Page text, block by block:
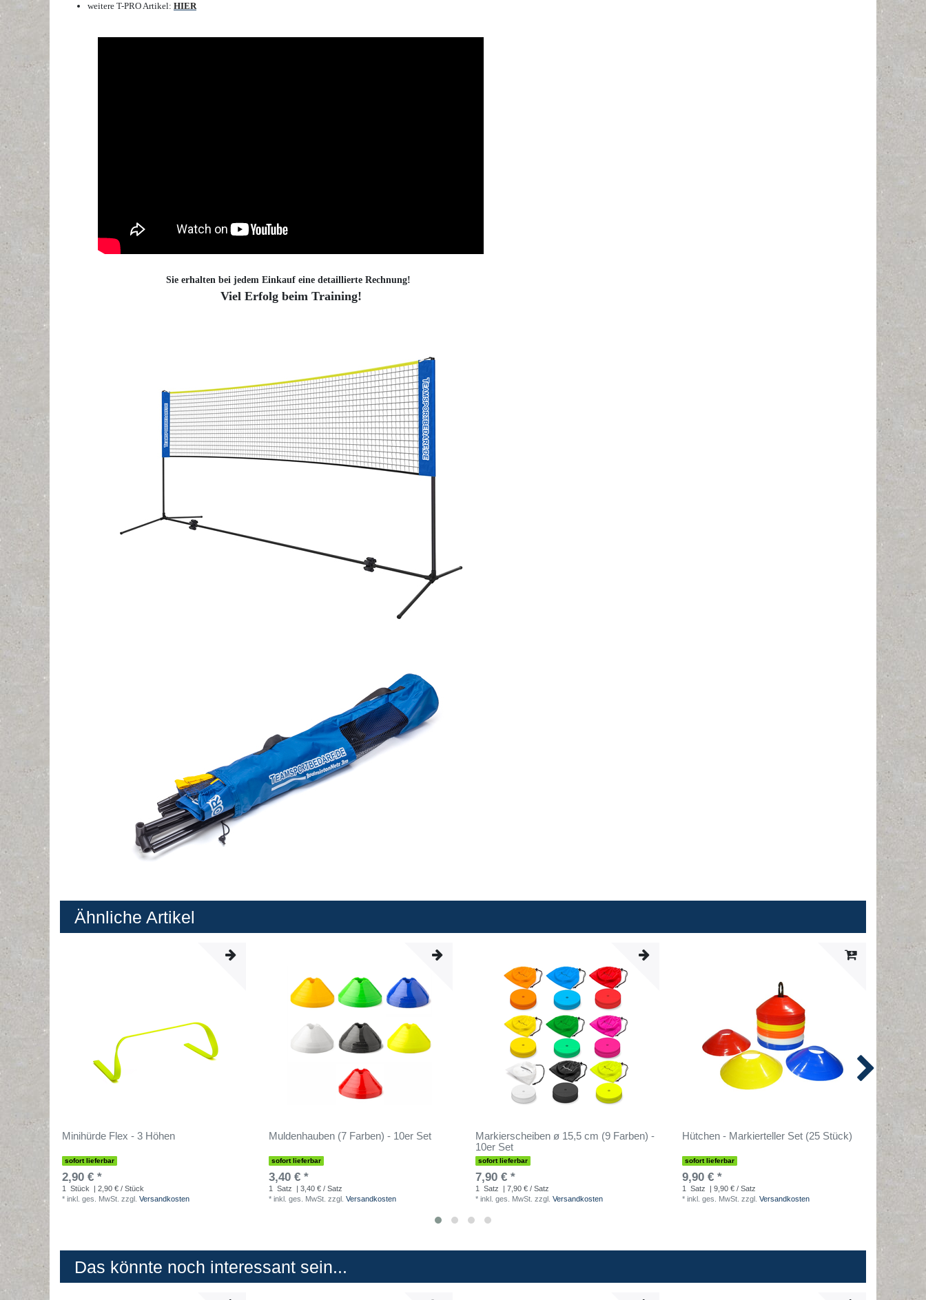
weitere T-PRO Artikel: HIER
Sie erhalten bei jedem Einkauf eine detaillierte Rechnung!
Viel Erfolg beim Training!
Ähnliche Artikel
Minihürde Flex - 3 Höhen
sofort lieferbar
2,90 € *
1 Stück
| 2,90 € / Stück
* inkl. ges. MwSt. zzgl. Versandkosten
Muldenhauben (7 Farben) - 10er Set
sofort lieferbar
3,40 € *
1 Satz
| 3,40 € / Satz
* inkl. ges. MwSt. zzgl. Versandkosten
Markierscheiben ø 15,5 cm (9 Farben) -
10er Set
sofort lieferbar
7,90 € *
1 Satz
| 7,90 € / Satz
* inkl. ges. MwSt. zzgl. Versandkosten
Hütchen - Markierteller Set (25 Stück)
sofort lieferbar
9,90 € *
1 Satz
| 9,90 € / Satz
* inkl. ges. MwSt. zzgl. Versandkosten
2,00 €
Das könnte noch interessant sein...